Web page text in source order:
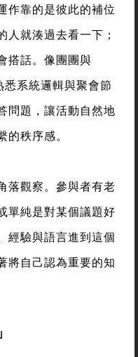
作靠的是彼此的補位
就湊過去看一下；
搭話。像團團與
系統邏輯與聚會節
問題，讓活動自然地
秩序感。
落觀察。參與者有老
單純是對某個議題好
經驗與語言進到這個
將自己認為重要的知